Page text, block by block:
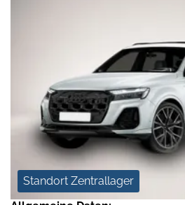
Standort Zentrallager